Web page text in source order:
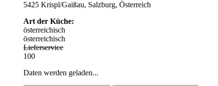
5425 Krispl/Gaißau, Salzburg, Österreich
Art der Küche:
österreichisch
österreichisch
Lieferservice
100
Daten werden geladen...